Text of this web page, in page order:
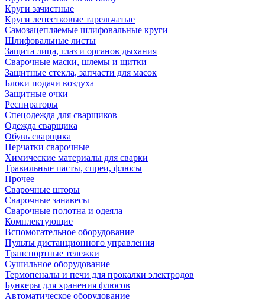
Круги зачистные
Круги лепестковые тарельчатые
Самозацепляемые шлифовальные круги
Шлифовальные листы
Защита лица, глаз и органов дыхания
Сварочные маски, шлемы и щитки
Защитные стекла, запчасти для масок
Блоки подачи воздуха
Защитные очки
Респираторы
Спецодежда для сварщиков
Одежда сварщика
Обувь сварщика
Перчатки сварочные
Химические материалы для сварки
Травильные пасты, спреи, флюсы
Прочее
Сварочные шторы
Сварочные занавесы
Сварочные полотна и одеяла
Комплектующие
Вспомогательное оборудование
Пульты дистанционного управления
Транспортные тележки
Сушильное оборудование
Термопеналы и печи для прокалки электродов
Бункеры для хранения флюсов
Автоматическое оборудование